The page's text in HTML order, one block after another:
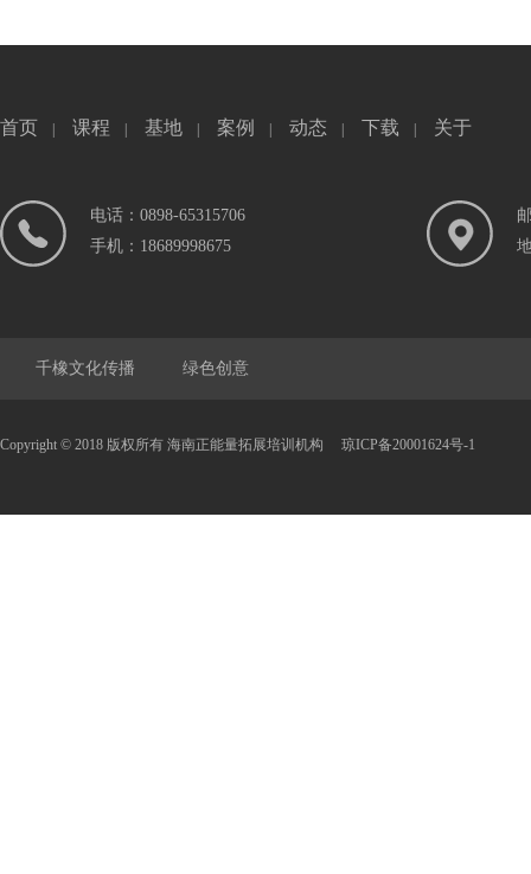
首页 课程 基地 案例 动态 下载 关于
电话：0898-65315706
手机：18689998675
千橡文化传播 绿色创意
Copyright © 2018 版权所有 海南正能量拓展培训机构 琼ICP备20001624号-1